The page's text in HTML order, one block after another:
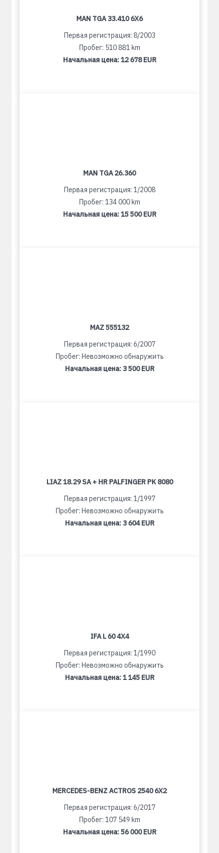
MAN TGA 33.410 6X6
Первая регистрация: 8/2003
Пробег: 510 881 km
Начальная цена:12 678 EUR
MAN TGA 26.360
Первая регистрация: 1/2008
Пробег: 134 000 km
Начальная цена:15 500 EUR
MAZ 555132
Первая регистрация: 6/2007
Пробег: Невозможно обнаружить
Начальная цена: 3 500 EUR
LIAZ 18.29 SA + HR PALFINGER PK 8080
Первая регистрация: 1/1997
Пробег: Невозможно обнаружить
Начальная цена: 3 604 EUR
IFA L 60 4X4
Первая регистрация: 1/1990
Пробег: Невозможно обнаружить
Начальная цена:1 145 EUR
MERCEDES-BENZ ACTROS 2540 6X2
Первая регистрация: 6/2017
Пробег: 107 549 km
Начальная цена:56 000 EUR